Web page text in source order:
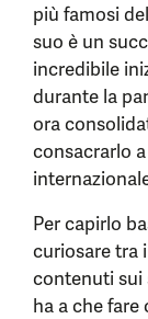
più famosi
suo è un
incredibile
durante la
ora
consacrarlo
Per capirlo
curiosare tra
contenuti sui
ha a che fare